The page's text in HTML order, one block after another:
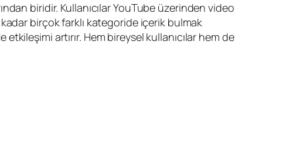
biridir. Kullanıcılar YouTube üzerinden video
birçok farklı kategoride içerik bulmak
artırır. Hem bireysel kullanıcılar hem de